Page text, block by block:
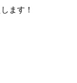
ます！